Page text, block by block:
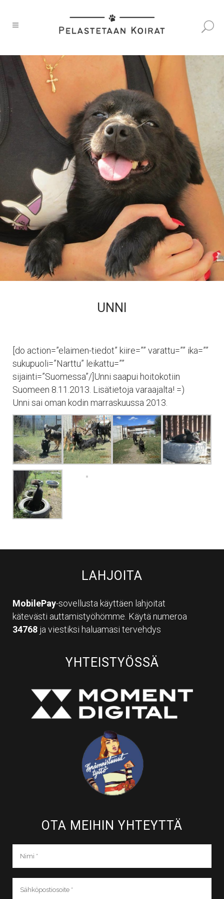
UNNI
[do action=”elaimen-tiedot” kiire=”” varattu=”” ika=””
sukupuoli=”Narttu” leikattu=””
sijainti=”Suomessa”/]Unni saapui hoitokotiin
Suomeen 8.11.2013. Lisätietoja varaajalta! =)
Unni sai oman kodin marraskuussa 2013.
LAHJOITA
MobilePay-sovellusta käyttäen lahjoitat
kätevästi auttamistyöhömme. Käytä numeroa
34768 ja viestiksi haluamasi tervehdys
YHTEISTYÖSSÄ
OTA MEIHIN YHTEYTTÄ​